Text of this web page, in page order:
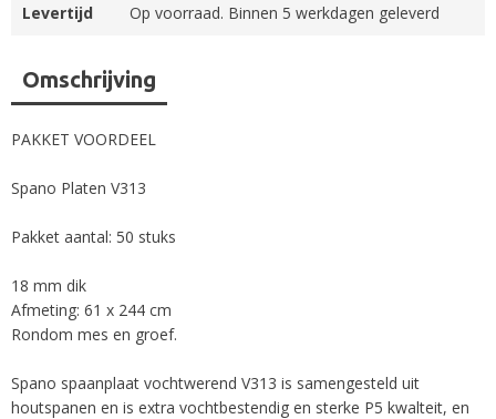
Omschrijving
PAKKET VOORDEEL
Spano Platen V313
Pakket aantal: 50 stuks
18 mm dik
Afmeting: 61 x 244 cm
Rondom mes en groef.
Spano spaanplaat vochtwerend V313 is samengesteld uit
houtspanen en is extra vochtbestendig en sterke P5 kwalteit, en
Levertijd Op voorraad. Binnen 5 werkdagen geleverd